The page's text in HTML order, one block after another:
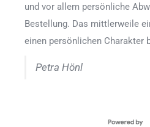
und vor allem persönliche
Bestellung. Das mittlerweile
einen persönlichen Charakter
Petra Hönl